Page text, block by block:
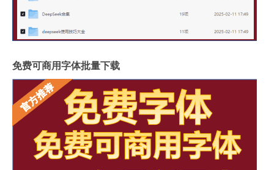
免费可商用字体批量下载